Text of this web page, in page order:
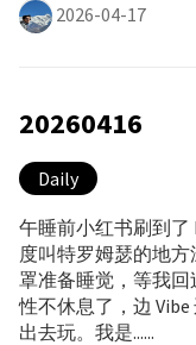
2026-04-17
20260416
Daily
午睡前小红书刷到了
度叫特罗姆瑟的地
罩准备睡觉，等我
性不休息了，边
出去玩。我是......